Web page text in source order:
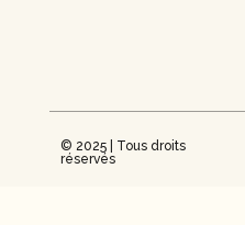
© 2025 | Tous droits
réservés